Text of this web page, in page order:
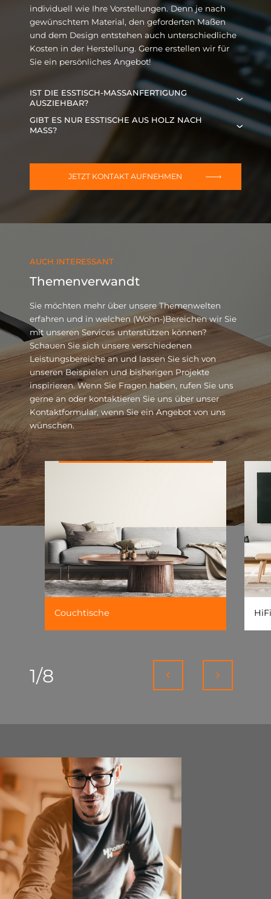
individuell wie Ihre Vorstellungen. Denn je nach
gewünschtem Material, den geforderten Maßen
und dem Design entstehen auch unterschiedliche
Kosten in der Herstellung. Gerne erstellen wir für
Sie ein persönliches Angebot!
IST DIE ESSTISCH-MASSANFERTIGUNG A
USZIEHBAR?
Wenn Sie das wünschen, ist Ihr neuer Esstisch
nach Maß ausziehbar. Das ist jedoch nicht
GIBT ES NUR ESSTISCHE AUS HOLZ NACH
MASS?
JETZT KONTAKT AUFNEHMEN
AUCH INTERESSANT
Themenverwandt
Sie möchten mehr über unsere Themenwelten
erfahren und in welchen (Wohn-)Bereichen wir Sie
mit unseren Services unterstützen können?
Schauen Sie sich unsere verschiedenen
Leistungsbereiche an und lassen Sie sich von
unseren Beispielen und bisherigen Projekte
inspirieren. Wenn Sie Fragen haben, rufen Sie uns
gerne an oder kontaktieren Sie uns über unser
Kontaktformular, wenn Sie ein Angebot von uns
wünschen.
1/8
Couchtische